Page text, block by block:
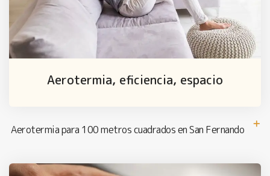
Aerotermia, eficiencia, espacio
Aerotermia para 100 metros cuadrados en San Fernando